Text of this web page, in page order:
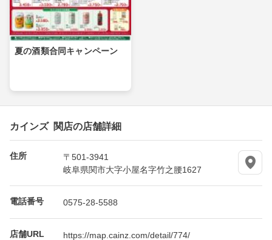
夏の酒類合同キャンペーン
カインズ 関店の店舗詳細
住所
〒501-3941
岐阜県関市大字小屋名字竹之腰1627
電話番号 0575-28-5588
店舗URL https://map.cainz.com/detail/774/